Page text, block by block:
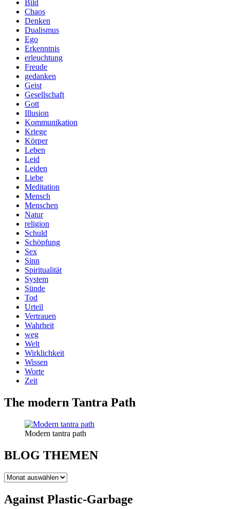
Bild
Chaos
Denken
Dualismus
Ego
Erkenntnis
erleuchtung
Freude
gedanken
Geist
Gesellschaft
Gott
Illusion
Kommunikation
Kriege
Körper
Leben
Leid
Leiden
Liebe
Meditation
Mensch
Menschen
Natur
religion
Schuld
Schöpfung
Sex
Sinn
Spiritualität
System
Sünde
Tod
Urteil
Vertrauen
Wahrheit
weg
Welt
Wirklichkeit
Wissen
Worte
Zeit
The modern Tantra Path
Modern tantra path
BLOG THEMEN
BLOG
Against Plastic-Garbage